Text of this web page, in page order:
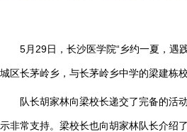
5月29日，长沙医学院“乡约一夏，遇
城区长茅岭乡，与长茅岭乡中学的梁建栋
队长胡家林向梁校长递交了完备的活
示非常支持。梁校长也向胡家林队长介绍